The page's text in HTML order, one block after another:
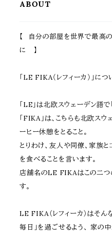
ABOUT
【 自分の部屋を世界で最高
に 】
「LE FIKA（レフィーカ）」につ
「LE」は北欧スウェーデン語で
「FIKA」は、こちらも北欧ス
ーヒー休憩をとること。
とりわけ、友人や同僚、家族
を食べることを言います。
店舗名のLE FIKAはこの二つ
す。
LE FIKA（レフィーカ）はそん
毎日」を過ごせるよう、 家の